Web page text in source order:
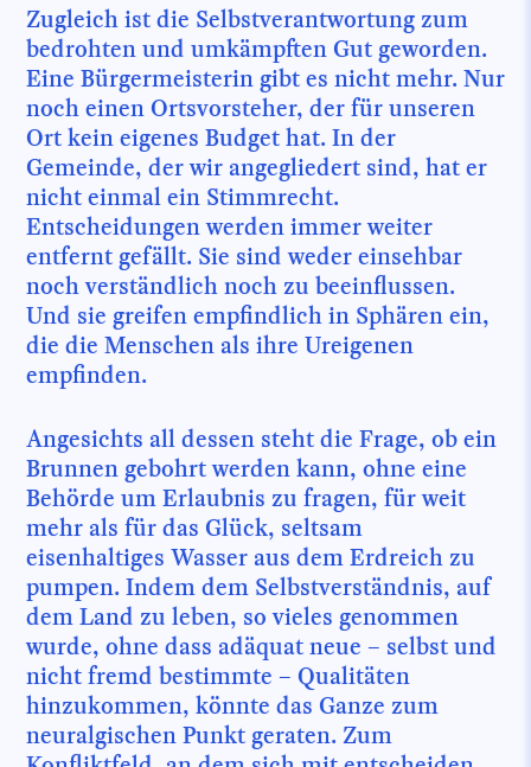
Zugleich ist die Selbstverantwortung zum
bedrohten und umkämpften Gut geworden.
Eine Bürgermeisterin gibt es nicht mehr. Nur
noch einen Ortsvorsteher, der für unseren
Ort kein eigenes Budget hat. In der
Gemeinde, der wir angegliedert sind, hat er
nicht einmal ein Stimmrecht.
Entscheidungen werden immer weiter
entfernt gefällt. Sie sind weder einsehbar
noch verständlich noch zu beeinflussen.
Und sie greifen empfindlich in Sphären ein,
die die Menschen als ihre Ureigenen
empfinden.
Angesichts all dessen steht die Frage, ob ein
Brunnen gebohrt werden kann, ohne eine
Behörde um Erlaubnis zu fragen, für weit
mehr als für das Glück, seltsam
eisenhaltiges Wasser aus dem Erdreich zu
pumpen. Indem dem Selbstverständnis, auf
dem Land zu leben, so vieles genommen
wurde, ohne dass adäquat neue – selbst und
nicht fremd bestimmte – Qualitäten
hinzukommen, könnte das Ganze zum
neuralgischen Punkt geraten. Zum